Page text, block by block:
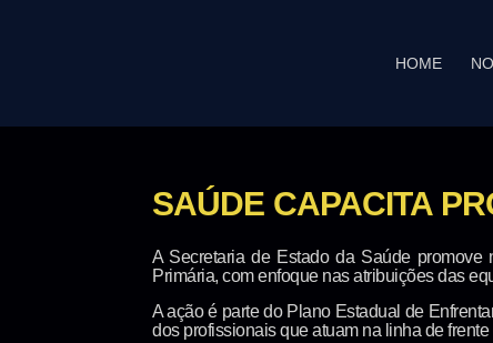
HOME
SAÚDE CAPACITA
A Secretaria de Estado da Saúde promove
Primária, com enfoque nas atribuições das
A ação é parte do Plano Estadual de
dos profissionais que atuam na linha de